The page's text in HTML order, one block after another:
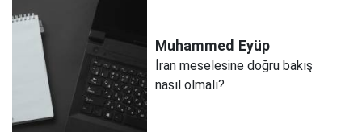
Muhammed Eyüp
İran meselesine doğru bakış
nasıl olmalı?